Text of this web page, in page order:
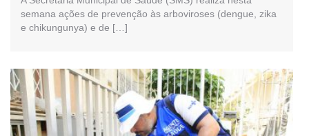
semana ações de prevenção às arboviroses (dengue, zika
e chikungunya) e de […]